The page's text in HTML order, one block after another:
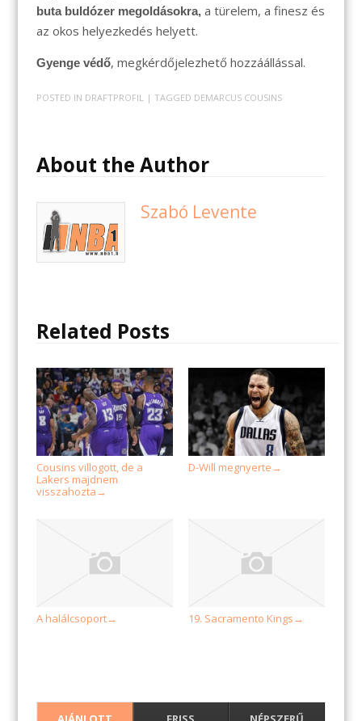
buta buldózer megoldásokra,a türelem, a finesz és
az okos helyezkedés helyett.
Gyenge védő, megkérdőjelezhető hozzáállással.
POSTED IN DRAFTPROFIL | TAGGED DEMARCUS COUSINS
About the Author
Szabó Levente
Related Posts
Cousins villogott, de a
Lakers majdnem
visszahozta →
D-Will megnyerte →
A halálcsoport→ 19. Sacramento Kings →